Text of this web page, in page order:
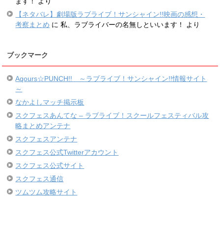
【ネタバレ】劇場版ラブライブ！サンシャイン!!映画の感想・
考察まとめ に私、ラブライバーの名無しといいます！ より
ブックマーク
Aqours☆PUNCH!! ～ラブライブ！サンシャイン!!情報サイト
～
なかよしマッチ掲示板
スクフェスあんてな – ラブライブ！スクールフェスティバル攻
略まとめアンテナ
スクフェスアンテナ
スクフェス公式Twitterアカウント
スクフェス公式サイト
スクフェス通信
ツムツム攻略サイト